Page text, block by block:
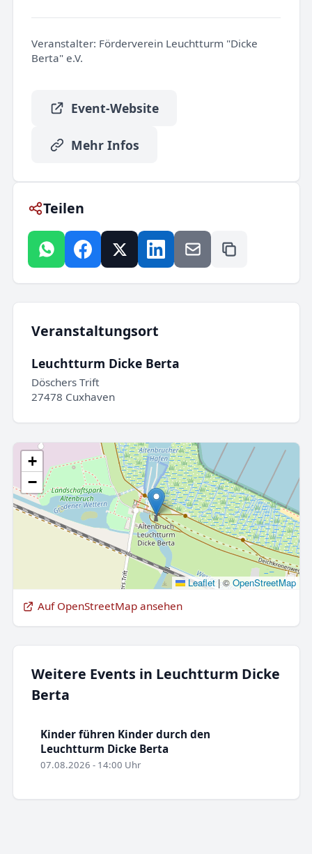
Veranstalter: Förderverein Leuchtturm "Dicke
Berta" e.V.
Event-Website
Mehr Infos
Teilen
Veranstaltungsort
Leuchtturm Dicke Berta
Döschers Trift
27478 Cuxhaven
+
−
Leaflet |© OpenStreetMap
Auf OpenStreetMap ansehen
Weitere Events in Leuchtturm Dicke
Berta
Kinder führen Kinder durch den
Leuchtturm Dicke Berta
07.08.2026 - 14:00 Uhr